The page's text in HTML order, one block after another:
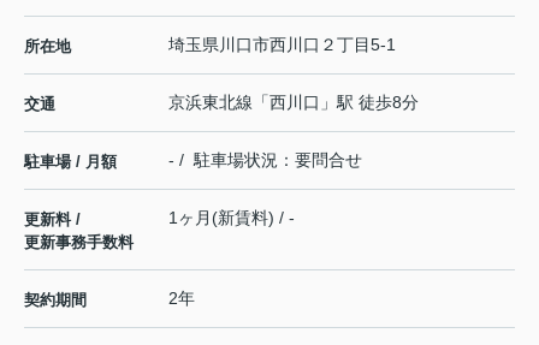
所在地 埼玉県川口市西川口 ２丁目5-1
交通 京浜東北線 「西川口 」駅 徒歩8分
駐車場 / 月額 - / 駐車場状況：要問合せ
更新料 /
更新事務手数料
1ヶ月(新賃料) / -
契約期間 2年